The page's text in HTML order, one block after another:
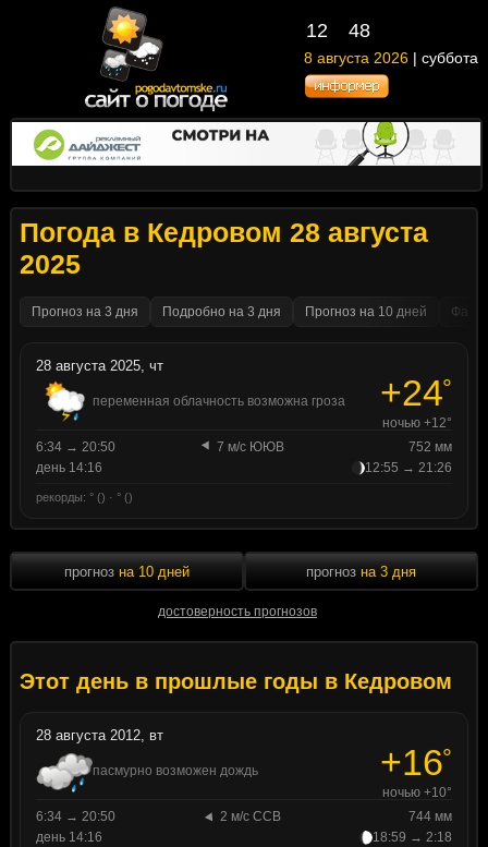
12 48
8 августа 2026 | суббота
Погода в Кедровом 28 августа
2025
Прогноз на 3 дня Подробно на 3 дня Прогноз на 10 дней
28 августа 2025, чт
переменная облачность возможна гроза +24°
ночью +12°
6:34 → 20:50
7 м/с ЮЮВ
752 мм
день 14:16
12:55 → 21:26
рекорды: ° () · ° ()
прогноз на 10 дней
достоверность прогнозов
прогноз на 3 дня
Этот день в прошлые годы в Кедровом
28 августа 2012, вт
пасмурно возможен дождь +16°
ночью +10°
6:34 → 20:50
2 м/с ССВ
744 мм
день 14:16
18:59 → 2:18